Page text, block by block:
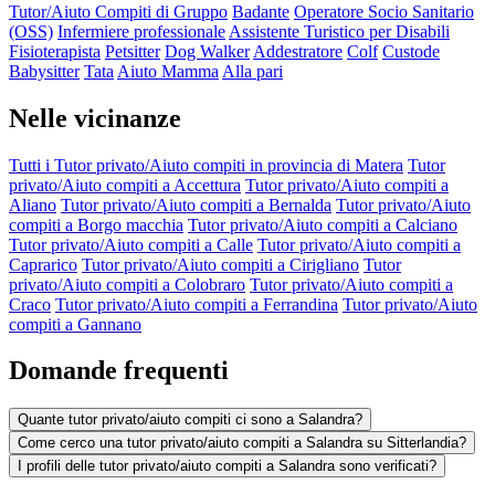
Tutor/Aiuto Compiti di Gruppo Badante Operatore Socio Sanitario
(OSS) Infermiere professionale Assistente Turistico per Disabili
Fisioterapista Petsitter Dog Walker Addestratore Colf Custode
Babysitter Tata Aiuto Mamma Alla pari
Nelle vicinanze
Tutti i Tutor privato/Aiuto compiti in provincia di Matera Tutor
privato/Aiuto compiti a Accettura Tutor privato/Aiuto compiti a
Aliano Tutor privato/Aiuto compiti a Bernalda Tutor privato/Aiuto
compiti a Borgo macchia Tutor privato/Aiuto compiti a Calciano
Tutor privato/Aiuto compiti a Calle Tutor privato/Aiuto compiti a
Caprarico Tutor privato/Aiuto compiti a Cirigliano Tutor
privato/Aiuto compiti a Colobraro Tutor privato/Aiuto compiti a
Craco Tutor privato/Aiuto compiti a Ferrandina Tutor privato/Aiuto
compiti a Gannano
Domande frequenti
Quante tutor privato/aiuto compiti ci sono a Salandra?
Come cerco una tutor privato/aiuto compiti a Salandra su Sitterlandia?
I profili delle tutor privato/aiuto compiti a Salandra sono verificati?